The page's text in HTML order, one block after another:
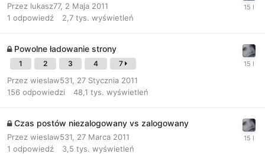
Przez lukasz77, 2 Maja 2011
1 odpowiedź 2,7 tys. wyświetleń
Powolne ładowanie strony
1 2 3 4 7
Przez wieslaw531 27 Stycznia 2011
156 odpowiedzi 48,1 tys. wyświetleń
Czas postów niezalogowany vs zalogowany
Przez wieslaw531 27 Marca 2011
1 odpowiedź 3,5 tys. wyświetleń